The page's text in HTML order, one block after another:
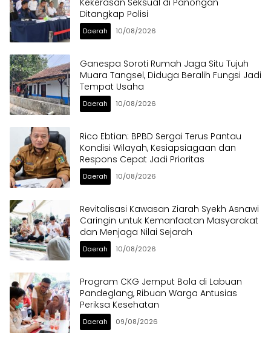
Ditangkap Polisi
Daerah 10/08/2026
Ganespa Soroti Rumah Jaga Situ Tujuh
Muara Tangsel, Diduga Beralih Fungsi Jadi
Tempat Usaha
Daerah 10/08/2026
Rico Ebtian: BPBD Sergai Terus Pantau
Kondisi Wilayah, Kesiapsiagaan dan
Respons Cepat Jadi Prioritas
Daerah 10/08/2026
Revitalisasi Kawasan Ziarah Syekh Asnawi
Caringin untuk Kemanfaatan Masyarakat
dan Menjaga Nilai Sejarah
Daerah 10/08/2026
Program CKG Jemput Bola di Labuan
Pandeglang, Ribuan Warga Antusias
Periksa Kesehatan
Daerah 09/08/2026